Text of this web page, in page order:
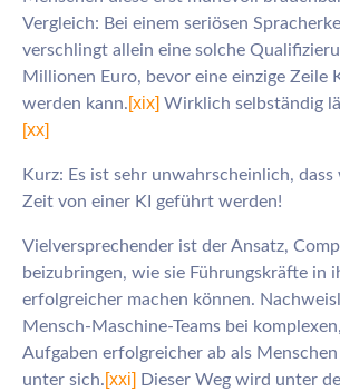
Vergleich: Bei einem seriösen
verschlingt allein eine solche
Millionen Euro, bevor eine einzige Zeile
werden kann.[xix] Wirklich selbständig
[xx]
Kurz: Es ist sehr unwahrscheinlich,
Zeit von einer KI geführt werden!
Vielversprechender ist der Ansatz,
beizubringen, wie sie Führungskräfte in
erfolgreicher machen können.
Mensch-Maschine-Teams bei
Aufgaben erfolgreicher ab als
unter sich.[xxi] Dieser Weg wird unter